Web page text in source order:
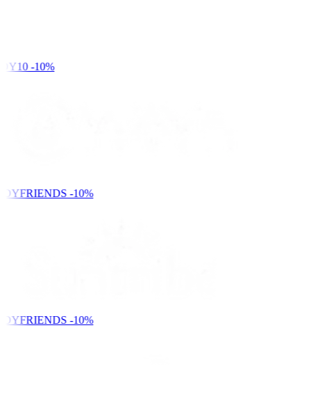
-10%
-10%
-10%